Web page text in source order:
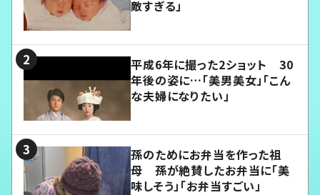
敵すぎる」
平成6年に撮った2ショット 30
年後の姿に…「美男美女」「こん
な夫婦になりたい」
孫のためにお弁当を作った祖
母 孫が絶賛したお弁当に「美
味しそう」「お弁当すごい」